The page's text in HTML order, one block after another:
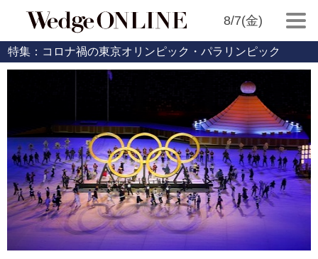
8/7(金)
特集：コロナ禍の東京オリンピック・パラリンピック